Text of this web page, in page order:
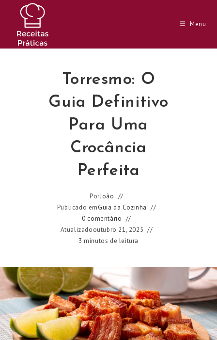
conteúdo
Menu
Torresmo: O
Guia Definitivo
Para Uma
Crocância
Perfeita
PorJoão
Publicado emGuia da Cozinha
0 comentário
Atualizadooutubro 21, 2025
3 minutos de leitura